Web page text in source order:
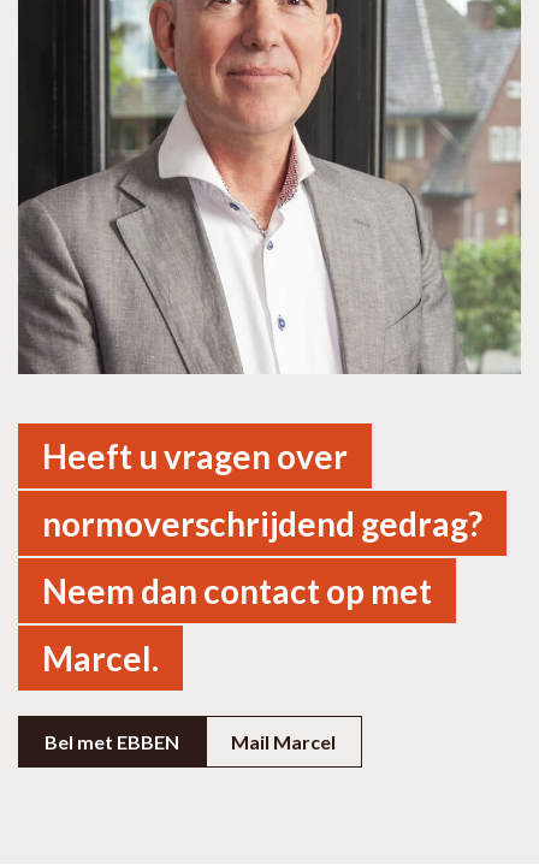
Heeft u vragen over
normoverschrijdend gedrag?
Neem dan contact op met
Marcel.
Bel met EBBEN Mail Marcel